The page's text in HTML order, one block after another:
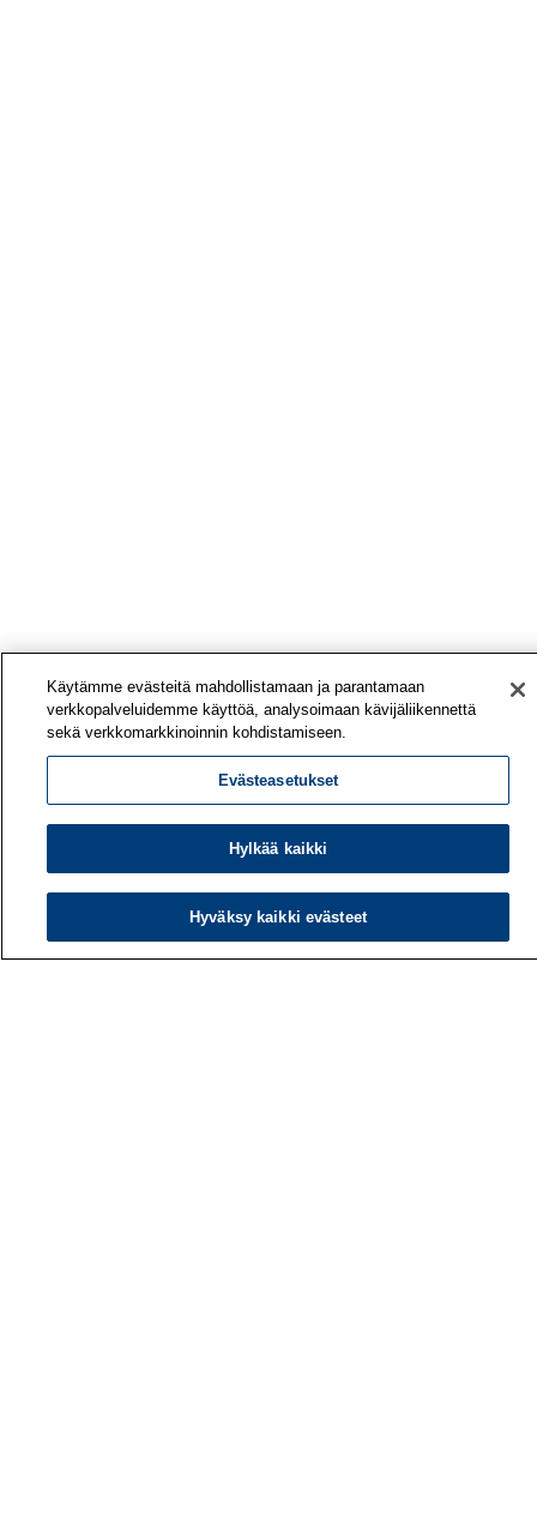
Käytämme evästeitä mahdollistamaan ja parantamaan
verkkopalveluidemme käyttöä, analysoimaan kävijäliikennettä
sekä verkkomarkkinoinnin kohdistamiseen.
Evästeasetukset
Hylkää kaikki
Hyväksy kaikki evästeet